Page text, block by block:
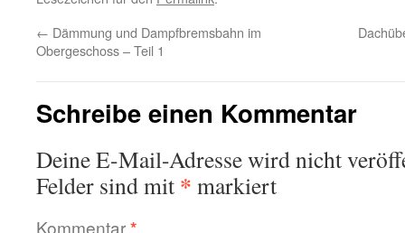
← Dämmung und Dampfbremsbahn im
Obergeschoss – Teil 1
Schreibe einen Kommentar
Deine E-Mail-Adresse wird nicht
Felder sind mit * markiert
Kommentar*